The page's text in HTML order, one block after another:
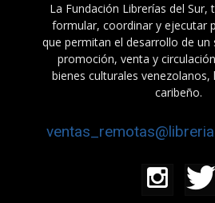
La Fundación Librerías del
formular, coordinar y ejecutar
que permitan el desarrollo de
promoción, venta y
bienes culturales
caribeño.